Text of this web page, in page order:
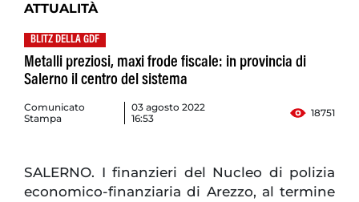
ATTUALITÀ
BLITZ DELLA GDF
Metalli preziosi, maxi frode fiscale: in provincia di
Salerno il centro del sistema
Comunicato
Stampa
03 agosto 2022
16:53
18751
SALERNO. I finanzieri del Nucleo di polizia
economico-finanziaria di Arezzo, al termine